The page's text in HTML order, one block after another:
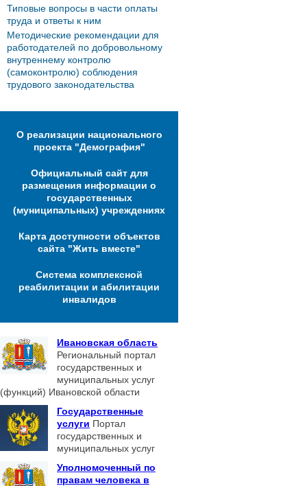
Типовые вопросы в части оплаты
труда и ответы к ним
Методические рекомендации для
работодателей по добровольному
внутреннему контролю
(самоконтролю) соблюдения
трудового законодательства
О реализации национального
проекта "Демография"
Официальный сайт для
размещения информации о
государственных
(муниципальных) учреждениях
Карта доступности объектов
сайта "Жить вместе"
Система комплексной
реабилитации и абилитации
инвалидов
Ивановская область
Региональный портал
государственных и
муниципальных услуг
(функций) Ивановской области
Государственные
услуги Портал
государственных и
муниципальных услуг
Уполномоченный по
правам человека в